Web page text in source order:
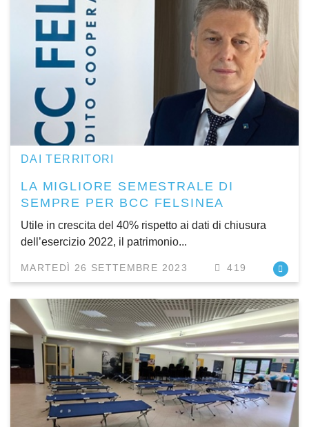
DAI TERRITORI
LA MIGLIORE SEMESTRALE DI
SEMPRE PER BCC FELSINEA
Utile in crescita del 40% rispetto ai dati di chiusura
dell’esercizio 2022, il patrimonio...
MARTEDÌ 26 SETTEMBRE 2023 419